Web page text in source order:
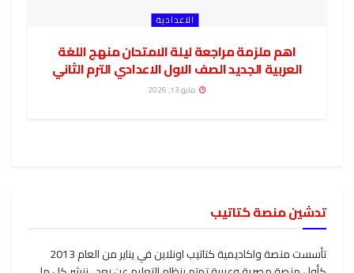
الاعدادية
اهم ملزمة مراجعة ليلة الامتحان منهج اللغة
العربية الجديد الصف الاول الاعدادي الترم الثاني
مايو 13, 2026
تدشين منصة كتاتيب
تأسست منصة واكاديمية كتاتيب اونلاين في يناير من العام 2013